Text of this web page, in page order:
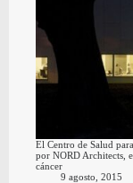
El Centro de Salud
por NORD Architects,
cáncer
9 agosto, 2015